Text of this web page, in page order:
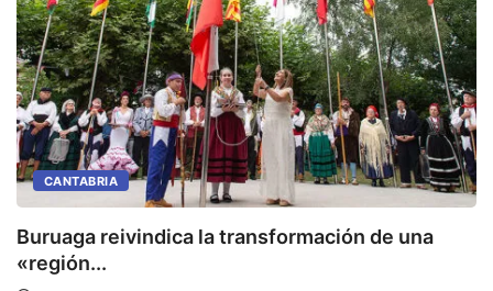
CANTABRIA
Buruaga reivindica la transformación de una
«región...